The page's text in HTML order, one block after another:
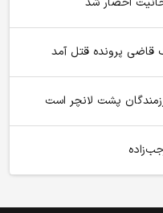
قاضی پرونده قتل آمد
پشت لانچر است